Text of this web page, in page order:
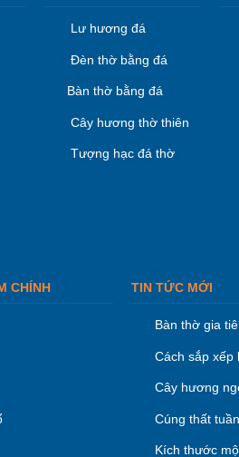
Lư hương đá
Đèn thờ bằng đá
Bàn thờ bằng đá
Cây hương thờ thiên
Tượng hạc đá thờ
CHÍNH TIN TỨC MỚI
Bàn thờ gia
Cách sắp xếp
Cây hương
Cúng thất
Kích thước